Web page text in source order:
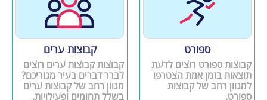
ספורט
קבוצות ספורט רוצים לדעת
תוצאות בזמן אמת הצטרפו
למגוון רחב של קבוצות
ספורט.
קבוצות ערים
קבוצות קבוצות ערים רוצים
לברר דברים בעיר מגוריכם?
מגוון רחב של קבוצות ערים
בשלל תחומים ופעילויות.